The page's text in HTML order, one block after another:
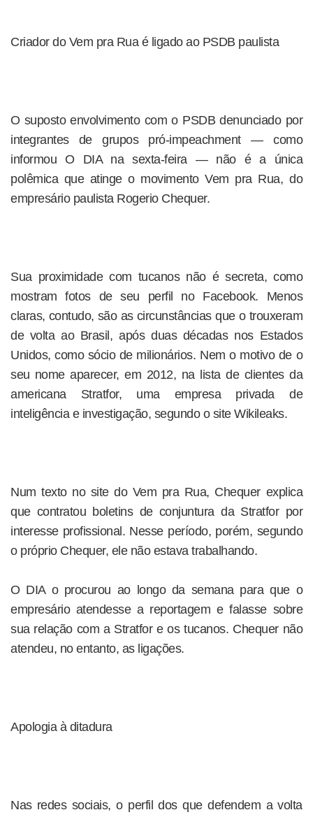
Criador do Vem pra Rua é ligado ao PSDB paulista
O suposto envolvimento com o PSDB denunciado por
integrantes de grupos pró-impeachment — como
informou O DIA na sexta-feira — não é a única
polêmica que atinge o movimento Vem pra Rua, do
empresário paulista Rogerio Chequer.
Sua proximidade com tucanos não é secreta, como
mostram fotos de seu perfil no Facebook. Menos
claras, contudo, são as circunstâncias que o trouxeram
de volta ao Brasil, após duas décadas nos Estados
Unidos, como sócio de milionários. Nem o motivo de o
seu nome aparecer, em 2012, na lista de clientes da
americana Stratfor, uma empresa privada de
inteligência e investigação, segundo o site Wikileaks.
Num texto no site do Vem pra Rua, Chequer explica
que contratou boletins de conjuntura da Stratfor por
interesse profissional. Nesse período, porém, segundo
o próprio Chequer, ele não estava trabalhando.
O DIA o procurou ao longo da semana para que o
empresário atendesse a reportagem e falasse sobre
sua relação com a Stratfor e os tucanos. Chequer não
atendeu, no entanto, as ligações.
Apologia à ditadura
Nas redes sociais, o perfil dos que defendem a volta